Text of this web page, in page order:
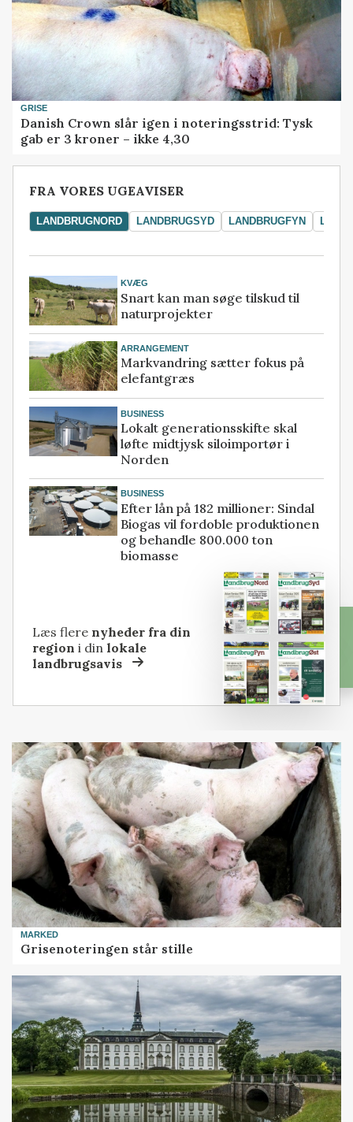
GRISE
Danish Crown slår igen i noteringsstrid: Tysk
gab er 3 kroner – ikke 4,30
FRA VORES UGEAVISER
LANDBRUGNORD LANDBRUGSYD LANDBRUGFYN
KVÆG
Snart kan man søge tilskud til
naturprojekter
ARRANGEMENT
Markvandring sætter fokus på
elefantgræs
BUSINESS
Lokalt generationsskifte skal
løfte midtjysk siloimportør i
Norden
BUSINESS
Efter lån på 182 millioner: Sindal
Biogas vil fordoble produktionen
og behandle 800.000 ton
biomasse
Læs flere nyheder fra din
region i dinlokale
landbrugsavis
MARKED
Grisenoteringen står stille